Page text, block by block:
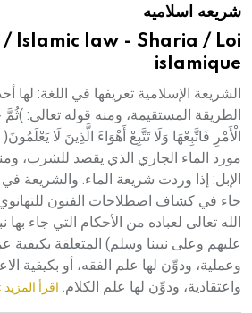
هيئة الموسوعة العربية تطلق موسوعاتشريعه اسلاميه
Islamic law - Sharia / Loi
islamique
الشريعة الإسلامية تعريفها في اللغة: لها
الطريقة المستقيمة، ومنه قوله تعالى:
مورد الماء الجاري الذي يقصد للشرب،
الإبل: إذا وردت شريعة الماء. والشريعة
جاء في كشاف اصطلاحات الفنون
الله تعالى لعباده من الأحكام التي جاء بها
عليهم وعلى نبينا وسلم) المتعلقة
وعملية، ودوِّن لها علم الفقه، أو بكيفية
واعتقادية، ودوِّن لها علم الكلام. اقرأ المزيد